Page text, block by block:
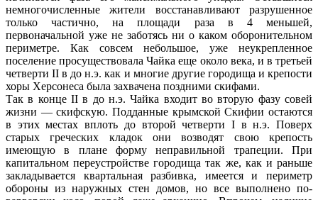
немногочисленные жители восстанавливают разрушенное
только частично, на площади раза в 4 меньшей,
первоначальной уже не заботясь ни о каком оборонительном
периметре. Как совсем небольшое, уже неукрепленное
поселение просуществовала Чайка еще около века, и в третьей
четверти II в до н.э. как и многие другие городища и крепости
хоры Херсонеса была захвачена поздними скифами.
Так в конце II в до н.э. Чайка входит во вторую фазу совей
жизни — скифскую. Подданные крымской Скифии остаются
в этих местах вплоть до второй четверти I в н.э. Поверх
старых греческих кладок они возводят свою крепость
имеющую в плане форму неправильной трапеции. При
капитальном переустройстве городища так же, как и раньше
закладывается квартальная разбивка, имеется и периметр
обороны из наружных стен домов, но все выполнено по-